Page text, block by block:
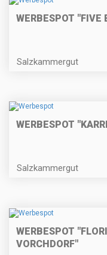
WERBESPOT "FIVE
Salzkammergut
WERBESPOT
Salzkammergut
WERBESPOT
VORCHDORF"